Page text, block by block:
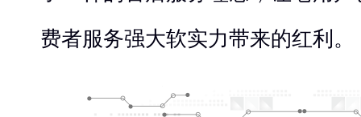
费者服务强大软实力带来的红利。